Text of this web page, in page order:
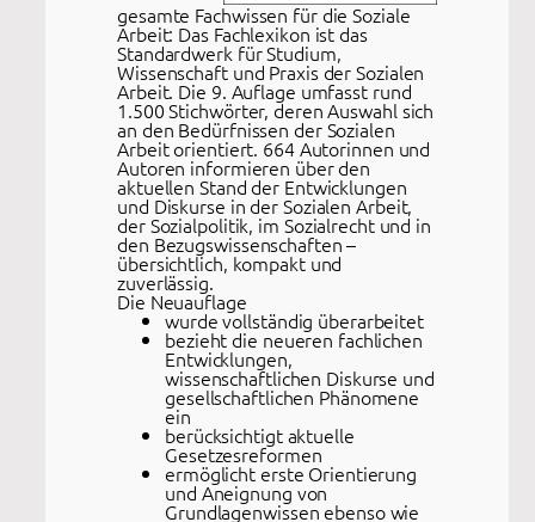
gesamte Fachwissen für die Soziale
Arbeit: Das Fachlexikon ist das
Standardwerk für Studium,
Wissenschaft und Praxis der Sozialen
Arbeit. Die 9. Auflage umfasst rund
1.500 Stichwörter, deren Auswahl sich
an den Bedürfnissen der Sozialen
Arbeit orientiert. 664 Autorinnen und
Autoren informieren über den
aktuellen Stand der Entwicklungen
und Diskurse in der Sozialen Arbeit,
der Sozialpolitik, im Sozialrecht und in
den Bezugswissenschaften –
übersichtlich, kompakt und
zuverlässig.
Die Neuauflage
wurde vollständig überarbeitet
bezieht die neueren fachlichen
Entwicklungen,
wissenschaftlichen Diskurse und
gesellschaftlichen Phänomene
ein
berücksichtigt aktuelle
Gesetzesreformen
ermöglicht erste Orientierung
und Aneignung von
Grundlagenwissen ebenso wie